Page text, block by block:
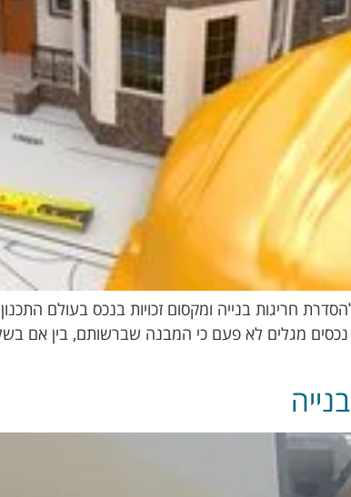
חריגות בנייה ומקסום זכויות בנכס בעולם
מגלים לא פעם כי המבנה שברשותם, בין אם בשל